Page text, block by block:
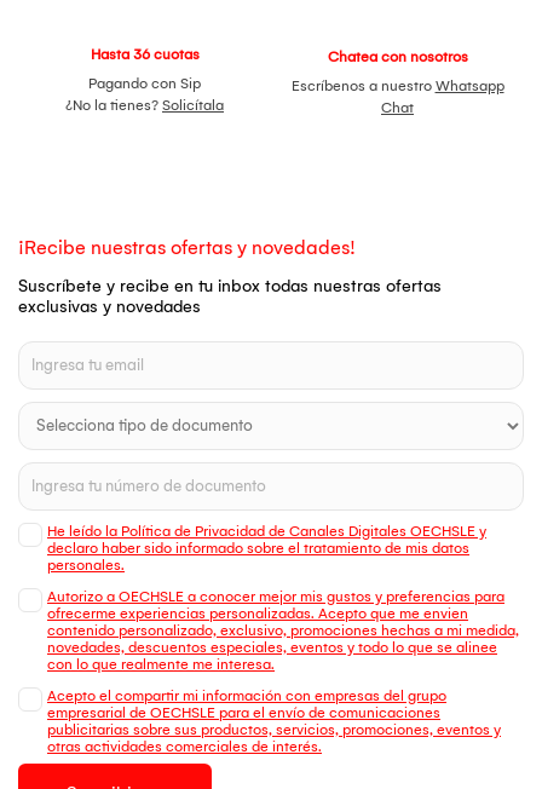
Hasta 36 cuotas
Pagando con Sip
¿No la tienes? Solicítala
Chatea con nosotros
Escríbenos a nuestro Whatsapp
Chat
¡Recibe nuestras ofertas y novedades!
Suscríbete y recibe en tu inbox todas nuestras ofertas
exclusivas y novedades
He leído la Política de Privacidad de Canales Digitales OECHSLE y
declaro haber sido informado sobre el tratamiento de mis datos
personales.
Autorizo a OECHSLE a conocer mejor mis gustos y preferencias para
ofrecerme experiencias personalizadas. Acepto que me envien
contenido personalizado, exclusivo, promociones hechas a mi medida,
novedades, descuentos especiales, eventos y todo lo que se alinee
con lo que realmente me interesa.
Acepto el compartir mi información con empresas del grupo
empresarial de OECHSLE para el envío de comunicaciones
publicitarias sobre sus productos, servicios, promociones, eventos y
otras actividades comerciales de interés.